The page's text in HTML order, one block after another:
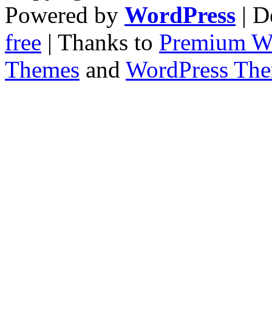
Powered by WordPress |
free | Thanks to Premium
Themes and WordPress